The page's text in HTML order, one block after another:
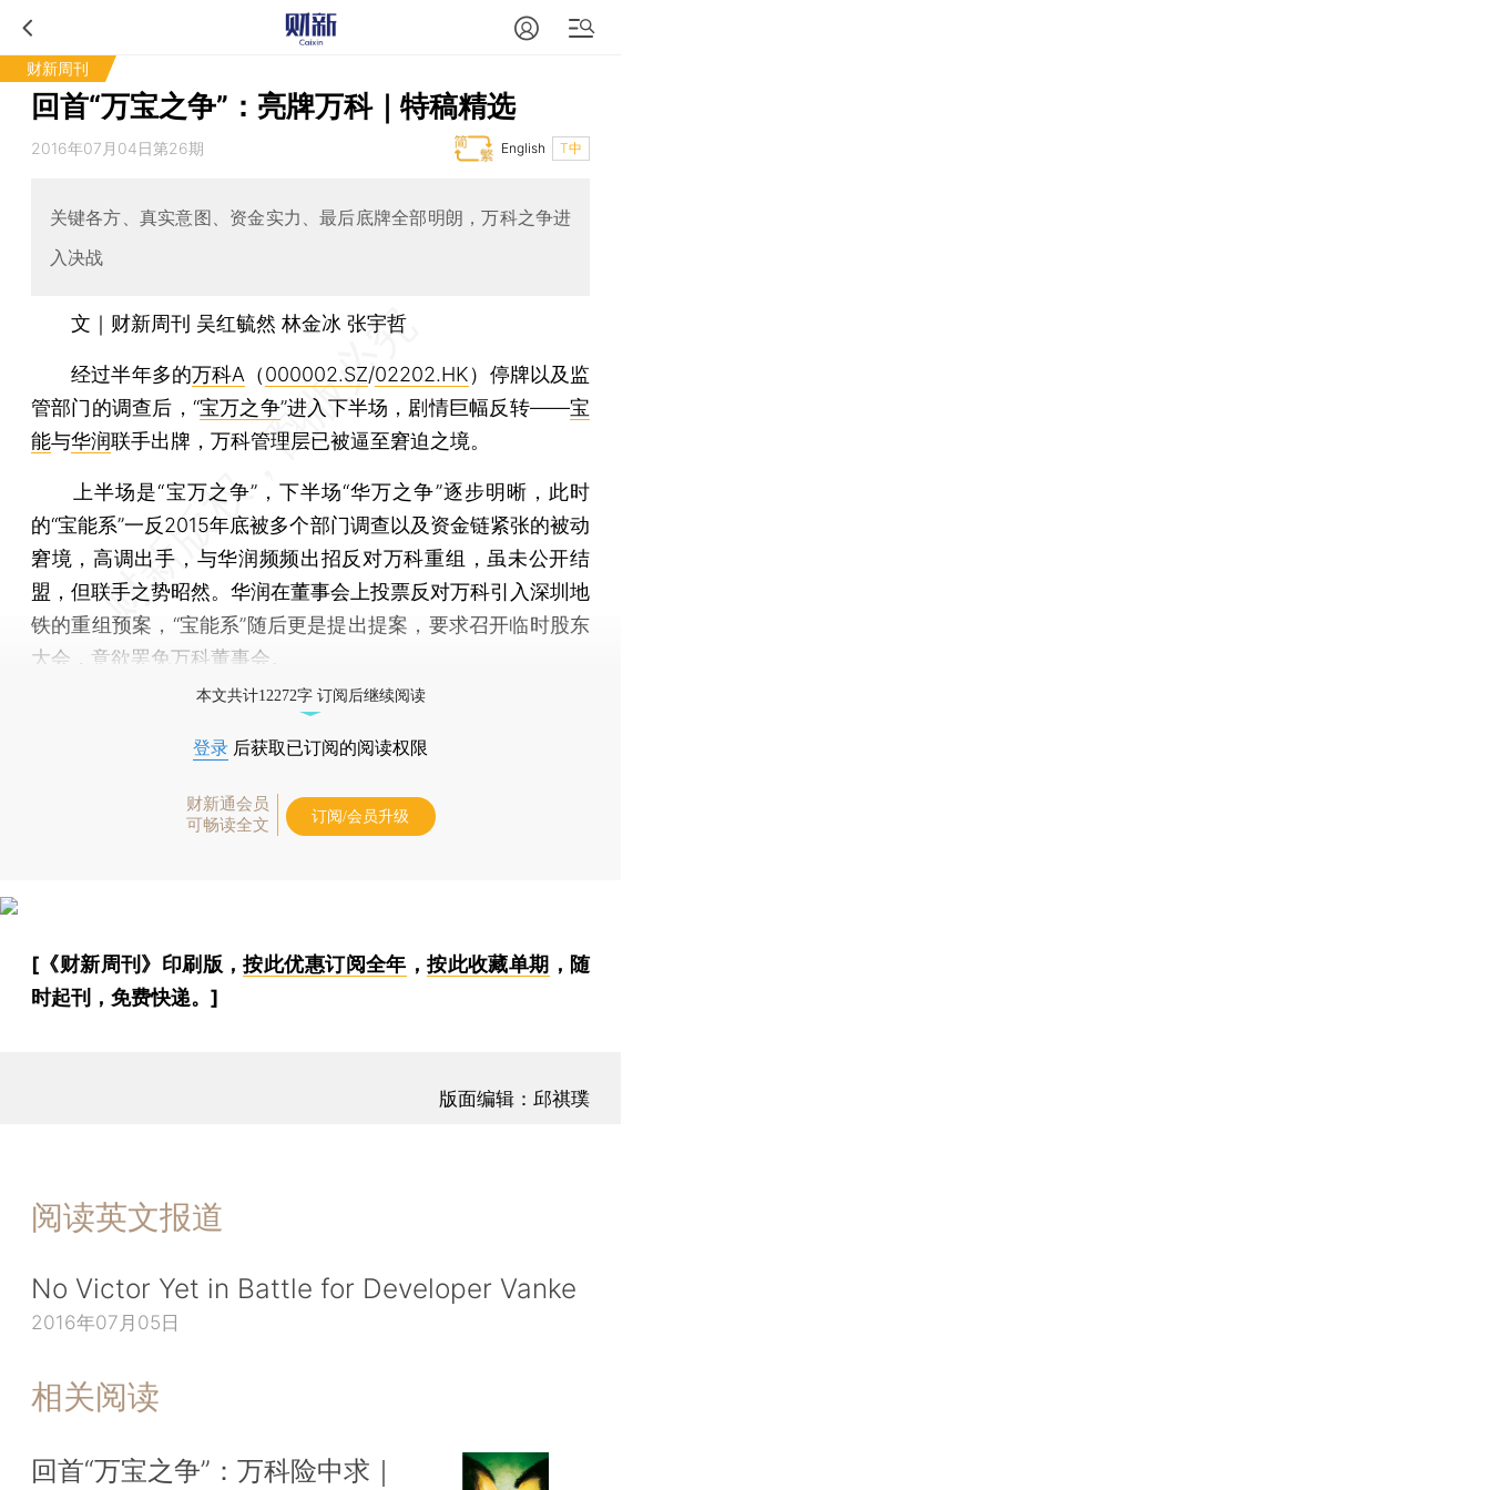
财新周刊
回首“万宝之争”：亮牌万科｜特稿精选
2016年07月04日第26期 T中
English
关键各方、真实意图、资金实力、最后底牌全部明朗，万科之争进
入决战
文｜财新周刊 吴红毓然 林金冰 张宇哲
经过半年多的万科A （000002.SZ/02202.HK）停牌以及监
管部门的调查后，“宝万之争”进入下半场，剧情巨幅反转——宝
能与华润联手出牌，万科管理层已被逼至窘迫之境。
上半场是“宝万之争”，下半场“华万之争”逐步明晰，此时
的“宝能系”一反2015年底被多个部门调查以及资金链紧张的被动
窘境，高调出手，与华润频频出招反对万科重组，虽未公开结
盟，但联手之势昭然。华润在董事会上投票反对万科引入深圳地
铁的重组预案，“宝能系”随后更是提出提案，要求召开临时股东
大会，意欲罢免万科董事会。
本文共计12272字 订阅后继续阅读
登录 后获取已订阅的阅读权限
财新通会员
可畅读全文
订阅/会员升级
[《财新周刊》印刷版，按此优惠订阅全年 ，按此收藏单期 ，随
时起刊，免费快递。]
版面编辑：邱祺璞
阅读英文报道
No Victor Yet in Battle for Developer Vanke
2016年07月05日
相关阅读
回首“万宝之争”：万科险中求｜